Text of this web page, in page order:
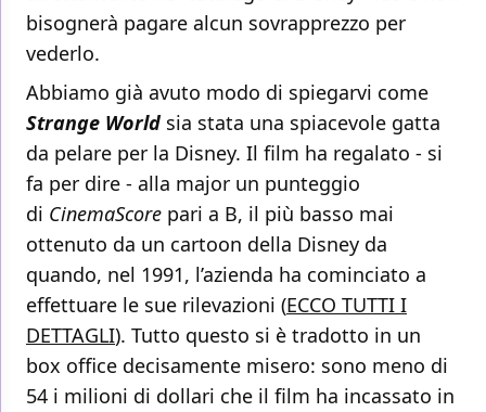
bisognerà pagare alcun sovrapprezzo per
vederlo.
Abbiamo già avuto modo di spiegarvi come
Strange Worldsia stata una spiacevole gatta
da pelare per la Disney. Il film ha regalato - si
fa per dire - alla major un punteggio
di CinemaScore pari a B, il più basso mai
ottenuto da un cartoon della Disney da
quando, nel 1991, l’azienda ha cominciato a
effettuare le sue rilevazioni (ECCO TUTTI I
DETTAGLI). Tutto questo si è tradotto in un
box office decisamente misero: sono meno di
54 i milioni di dollari che il film ha incassato in